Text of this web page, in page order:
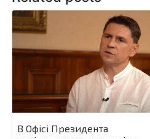
В Офісі Президента